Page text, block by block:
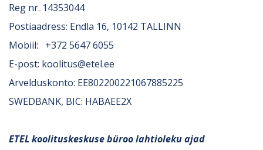
Reg nr. 14353044
Postiaadress: Endla 16, 10142 TALLINN
Mobiil: +372 5647 6055
E-post: koolitus@etel.ee
Arvelduskonto: EE802200221067885225
SWEDBANK, BIC: HABAEE2X
ETEL koolituskeskuse büroo lahtioleku ajad